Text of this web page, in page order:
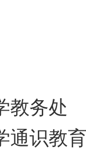
教务处
通识教